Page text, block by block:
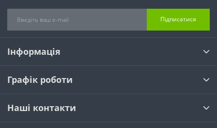
Підписатися
Інформація
Графік роботи
Наші контакти